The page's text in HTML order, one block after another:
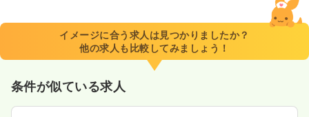
イメージに合う求人は見つかりましたか？
他の求人も比較してみましょう！
条件が似ている求人